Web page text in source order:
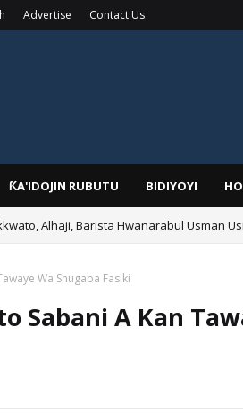
Advertise Contact Us
ƘA'IDOJIN RUBUTU BIDIYOYI
Alhaji, Barista Hwanarabul Usman
Wa Shugaba Fasiki
Sabani A Kan